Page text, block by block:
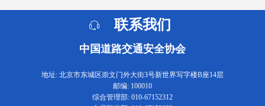
联系我们
中国道路交通安全协会
地址: 北京市东城区崇文门外大街3号新世界写字楼B座14层
邮编: 100010
综合管理部: 010-67152312